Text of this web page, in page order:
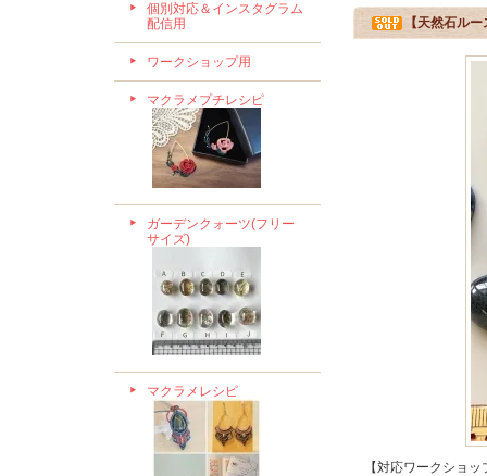
個別対応＆インスタグラム
配信用
ワークショップ用
マクラメプチレシピ
ガーデンクォーツ(フリー
サイズ)
マクラメレシピ
【天然石ル
【対応ワークショ